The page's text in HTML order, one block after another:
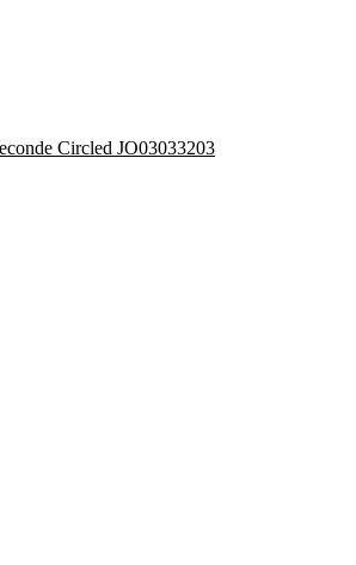
Circled JO03033203